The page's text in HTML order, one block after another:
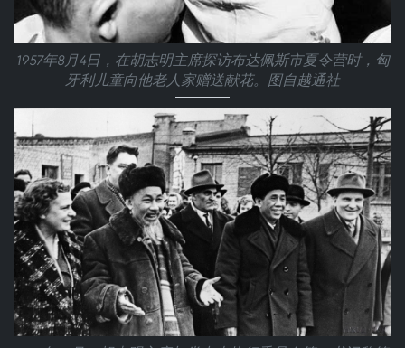
1957年8月4日，在胡志明主席探访布达佩斯市夏令营时，匈
牙利儿童向他老人家赠送献花。图自越通社